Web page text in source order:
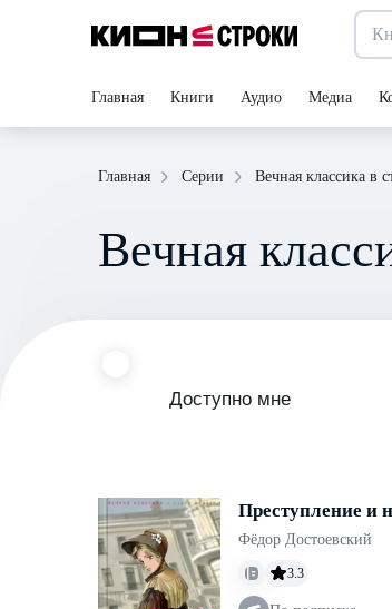
Главная Книги Аудио Медиа
Главная Серии Вечная классика в
Вечная
Доступно мне
Преступление и
Фёдор Достоевский
3.3